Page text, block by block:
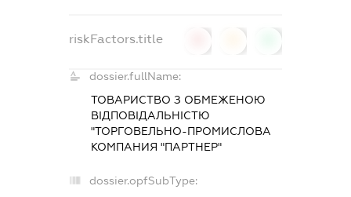
riskFactors.title
dossier.fullName:
ТОВАРИСТВО З ОБМЕЖЕНОЮ
ВІДПОВІДАЛЬНІСТЮ
"ТОРГОВЕЛЬНО-ПРОМИСЛОВА
КОМПАНИЯ "ПАРТНЕР"
dossier.opfSubType: